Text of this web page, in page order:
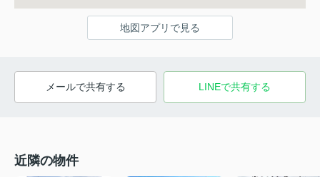
地図アプリで見る
メールで共有する LINEで共有する
近隣の物件